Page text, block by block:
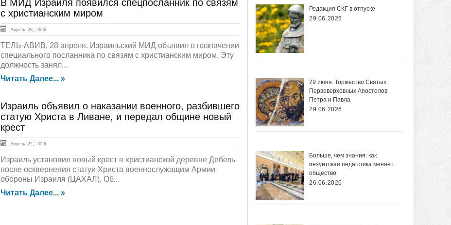
В МИД Израиля появился спецпосланник по связям
с христианским миром
Апрель 28, 2026
ТЕЛЬ-АВИВ, 28 апреля. Израильский МИД объявил о назначении
специального посланника по связям с христианским миром. Эту
должность занял...
Читать Далее... »
Израиль объявил о наказании военного, разбившего
статую Христа в Ливане, и передал общине новый
крест
Апрель 22, 2026
Израиль установил новый крест в христианской деревне Дебель
после осквернения статуи Христа военнослужащим Армии
обороны Израиля (ЦАХАЛ). Об...
Читать Далее... »
Редакция СКГ в отпуске
29.06.2026
29 июня. Торжество Святых
Первоверховных Апостолов
Петра и Павла
29.06.2026
Больше, чем знания: как
иезуитская педагогика меняет
общество
26.06.2026